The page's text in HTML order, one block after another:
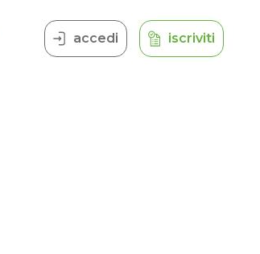
accedi iscriviti